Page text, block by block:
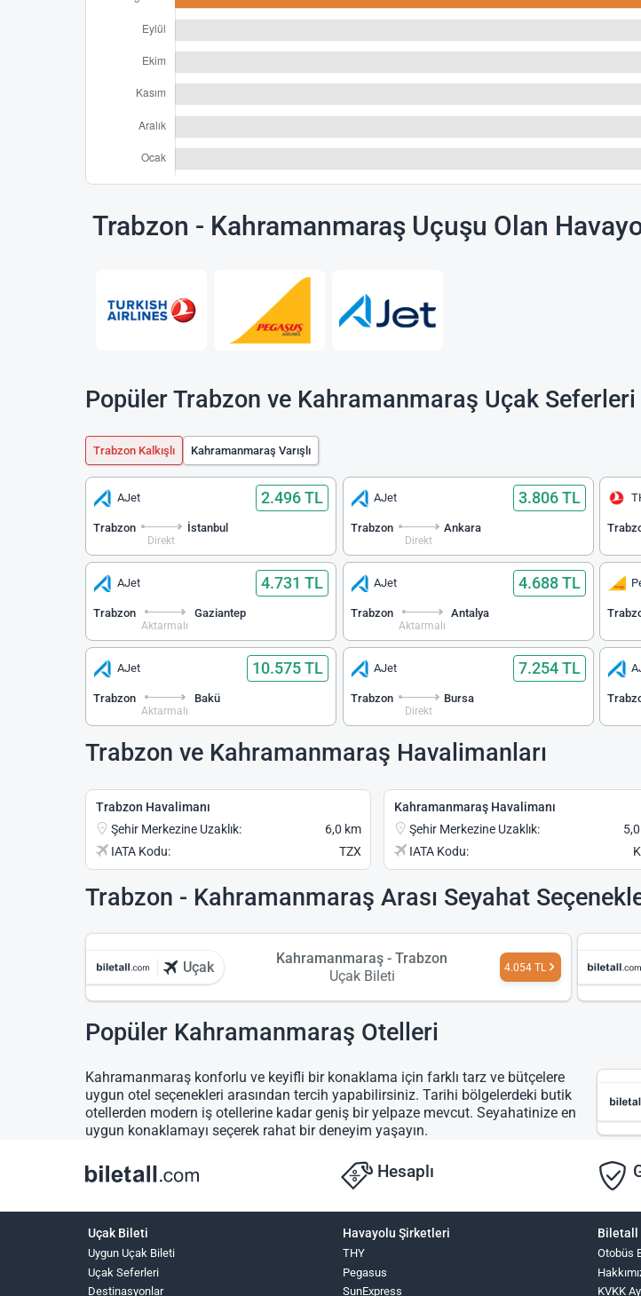
Trabzon - Kahramanmaraş Uçuşu Olan
Popüler Trabzon ve Kahramanmaraş Uçak Seferleri
Trabzon Kalkışlı Kahramanmaraş Varışlı
AJet 2.496 TL
Trabzon
Direkt
İstanbul
AJet 3.806 TL
Trabzon
Direkt
Ankara
AJet 4.731 TL
Trabzon
Aktarmalı
Gaziantep
AJet 4.688 TL
Trabzon
Aktarmalı
Antalya
AJet 10.575 TL
Trabzon
Aktarmalı
Bakü
AJet 7.254 TL
Trabzon
Direkt
Bursa
Trabzon ve Kahramanmaraş Havalimanları
Trabzon Havalimanı
Şehir Merkezine Uzaklık:
6,0 km
IATA Kodu:
TZX
Kahramanmaraş Havalimanı
Şehir Merkezine Uzaklık:
IATA Kodu:
Trabzon - Kahramanmaraş Arası Seyahat
Uçak
Kahramanmaraş - Trabzon
Uçak Bileti
4.054 TL
Popüler Kahramanmaraş Otelleri
Kahramanmaraş konforlu ve keyifli bir konaklama için farklı tarz ve bütçelere
uygun otel seçenekleri arasından tercih yapabilirsiniz. Tarihi bölgelerdeki butik
otellerden modern iş otellerine kadar geniş bir yelpaze mevcut. Seyahatinize en
uygun konaklamayı seçerek rahat bir deneyim yaşayın.
Hesaplı
Uçak Bileti
Uygun Uçak Bileti
Uçak Seferleri
Destinasyonlar
Havayolu Şirketleri
THY
Pegasus
SunExpress
Biletall
Otobüs
KVKK